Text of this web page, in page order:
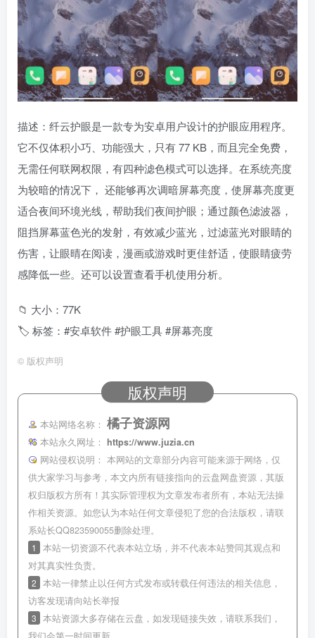
描述：纤云护眼是一款专为安卓用户设计的护眼应用程序。
它不仅体积小巧、功能强大，只有 77 KB，而且完全免费，
无需任何联网权限，有四种滤色模式可以选择。在系统亮度
为较暗的情况下， 还能够再次调暗屏幕亮度，使屏幕亮度更
适合夜间环境光线，帮助我们夜间护眼；通过颜色滤波器，
阻挡屏幕蓝色光的发射，有效减少蓝光，过滤蓝光对眼睛的
伤害，让眼晴在阅读，漫画或游戏时更佳舒适，使眼睛疲劳
感降低一些。还可以设置查看手机使用分析。
📁 大小：77K
🏷 标签：#安卓软件 #护眼工具 #屏幕亮度
© 版权声明
版权声明
本站网络名称： 橘子资源网
本站永久网址：
https://www.juzia.cn
网站侵权说明： 本网站的文章部分内容可能来源于网络，仅
供大家学习与参考，本文内所有链接指向的云盘网盘资源，其版
权归版权方所有！其实际管理权为文章发布者所有，本站无法操
作相关资源。如您认为本站任何文章侵犯了您的合法版权，请联
系站长QQ823590055删除处理。
1
本站一切资源不代表本站立场，并不代表本站赞同其观点和
对其真实性负责。
2 本站一律禁止以任何方式发布或转载任何违法的相关信息，
访客发现请向站长举报
3 本站资源大多存储在云盘，如发现链接失效，请联系我们，